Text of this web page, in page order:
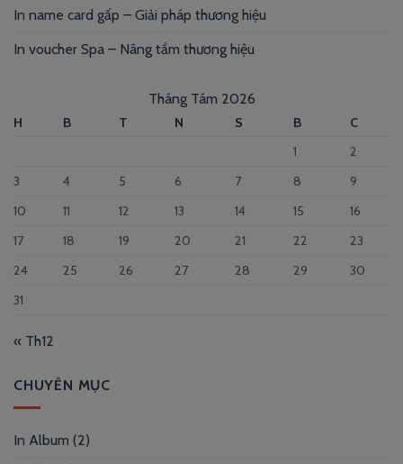
In name card gấp – Giải pháp thương hiệu
In voucher Spa – Nâng tầm thương hiệu
Tháng Tám 2026
H B T N S B
C
1
2
3
4 5 6 7 8
9
10
11 12 13 14 15
16
17
18 19 20 21 22
23
24
25 26 27 28 29
30
31
« Th12
CHUYÊN MỤC
In Album (2)